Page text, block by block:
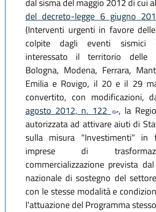
dal sisma del maggio 2012 di cui
del decreto-legge 6 giugno
(Interventi urgenti in favore
colpite dagli eventi sismici
interessato il territorio delle
Bologna, Modena, Ferrara,
Emilia e Rovigo, il 20 e il 29
convertito, con modificazioni,
agosto 2012, n. 122
, la
autorizzata ad attivare aiuti di
sulla misura "Investimenti" in
imprese di
commercializzazione prevista
nazionale di sostegno del
con le stesse modalità e
l'attuazione del Programma